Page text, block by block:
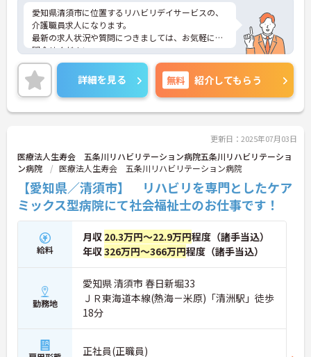
愛知県清須市に位置するリハビリデイサービスの、
介護職員求人になります。
最新の求人状況や質問につきましては、お気軽にお
問合せください。
詳細を見る 無料 紹介してもらう
更新日：2025年07月03日
医療法人生寿会 五条川リハビリテーション病院五条川リハビリテーショ
ン病院
医療法人生寿会 五条川リハビリテーション病院
【愛知県／清須市】 リハビリを専門としたケア
ミックス型病院にて社会福祉士のお仕事です！
給料
月収 20.3万円～22.9万円程度（諸手当込）
年収326万円～366万円程度（諸手当込）
勤務地
愛知県 清須市 春日新堀33
ＪＲ東海道本線(熱海－米原)「清洲駅」徒歩
18分
正社員(正職員)